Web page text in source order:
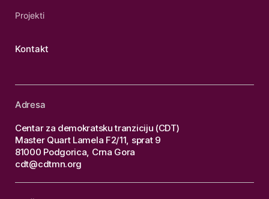
Projekti
Kontakt
Adresa
Centar za demokratsku tranziciju (CDT)
Master Quart Lamela F2/11, sprat 9
81000 Podgorica, Crna Gora
cdt@cdtmn.org